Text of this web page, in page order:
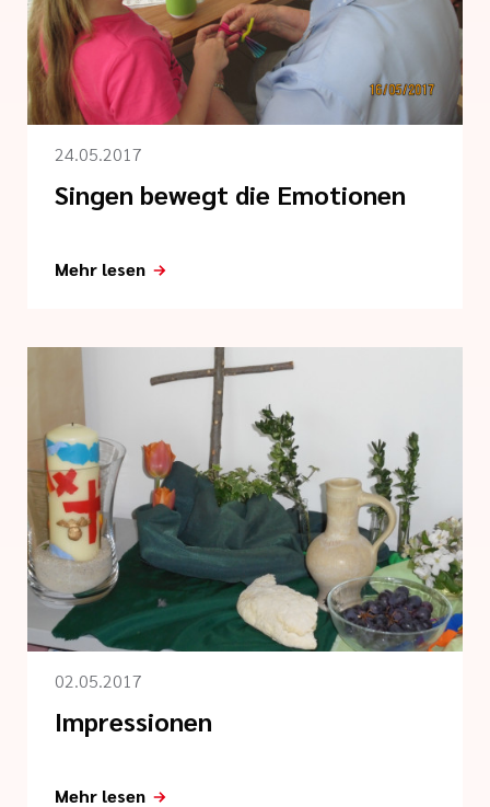
der cts
24.05.2017
Singen bewegt die Emotionen
Mehr lesen
02.05.2017
Impressionen
Mehr lesen